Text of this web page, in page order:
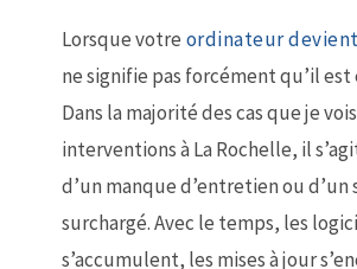
Lorsque votre ordinateur
ne signifie pas forcément qu’il est
Dans la majorité des cas que je
interventions à La Rochelle, il
d’un manque d’entretien ou d’un
surchargé. Avec le temps, les
s’accumulent, les mises à jour